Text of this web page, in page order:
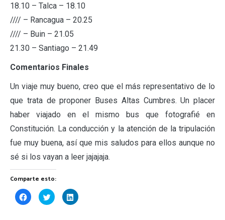
18.10 – Talca – 18.10
//// – Rancagua – 20.25
//// – Buin – 21.05
21.30 – Santiago – 21.49
Comentarios Finales
Un viaje muy bueno, creo que el más representativo de lo
que trata de proponer Buses Altas Cumbres. Un placer
haber viajado en el mismo bus que fotografié en
Constitución. La conducción y la atención de la tripulación
fue muy buena, así que mis saludos para ellos aunque no
sé si los vayan a leer jajajaja.
Comparte esto:
Haz
clic
Haz
clic
Haz
clic